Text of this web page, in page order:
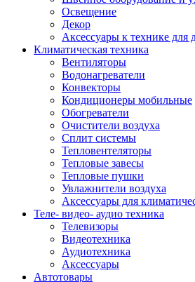
Освещение
Декор
Аксессуары к технике для
Климатическая техника
Вентиляторы
Водонагреватели
Конвекторы
Кондиционеры мобильные
Обогреватели
Очистители воздуха
Сплит системы
Тепловентеляторы
Тепловые завесы
Тепловые пушки
Увлажнители воздуха
Аксессуары для
Теле- видео- аудио техника
Телевизоры
Видеотехника
Аудиотехника
Аксессуары
Автотовары